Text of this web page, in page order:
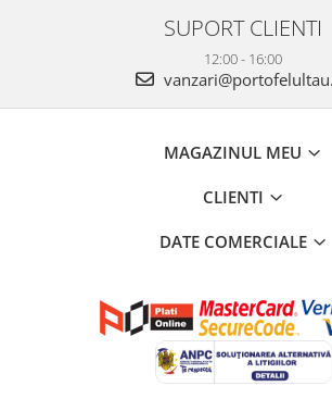
SUPORT CLIENTI
12:00 - 16:00
MAGAZINUL MEU
CLIENTI
DATE COMERCIALE